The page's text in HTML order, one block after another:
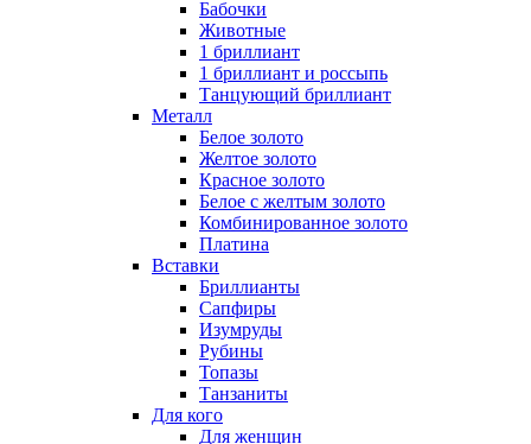
Бабочки
Животные
1 бриллиант
1 бриллиант и россыпь
Танцующий бриллиант
Металл
Белое золото
Желтое золото
Красное золото
Белое с желтым золото
Комбинированное золото
Платина
Вставки
Бриллианты
Сапфиры
Изумруды
Рубины
Топазы
Танзаниты
Для кого
Для женщин